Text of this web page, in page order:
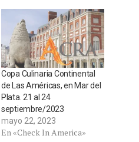
Copa Culinaria Continental
de Las Américas, en Mar del
Plata. 21 al 24
septiembre/2023
mayo 22, 2023
En «Check In America»